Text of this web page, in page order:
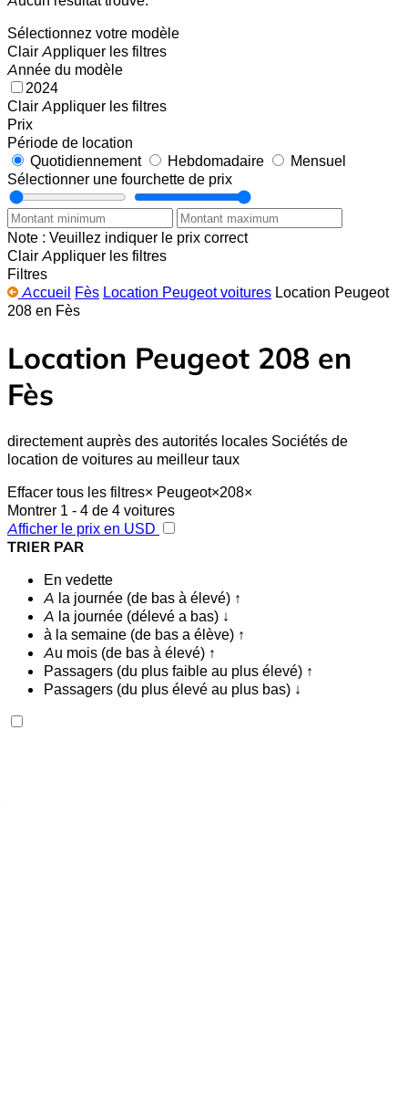
Sélectionnez votre modèle
Clair Appliquer les filtres
Année du modèle
2024
Clair Appliquer les filtres
Prix
Période de location
Quotidiennement
Hebdomadaire
Mensuel
Sélectionner une fourchette de prix
Note : Veuillez indiquer le prix correct
Clair Appliquer les filtres
Filtres
Accueil Fès Location Peugeot voitures Location Peugeot
208 en Fès
Location Peugeot 208 en
Fès
directement auprès des autorités locales Sociétés de
location de voitures au meilleur taux
Effacer tous les filtres× Peugeot×208×
Montrer 1 - 4 de 4 voitures
Afficher le prix en USD
TRIER PAR
En vedette
A la journée (de bas à élevé) ↑
A la journée (délevé a bas) ↓
à la semaine (de bas a élève) ↑
Au mois (de bas à élevé) ↑
Passagers (du plus faible au plus élevé) ↑
Passagers (du plus élevé au plus bas) ↓